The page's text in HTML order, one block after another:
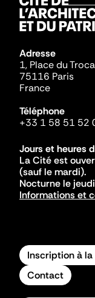
Adresse
1, Place du
75116 Paris
France
Téléphone
+33 1 58 51 52
Jours et heures
La Cité est
(sauf le mardi).
Nocturne le
Informations et
Inscription à
Contact